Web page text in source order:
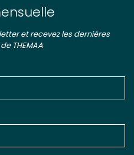
et recevez les dernières
THEMAA